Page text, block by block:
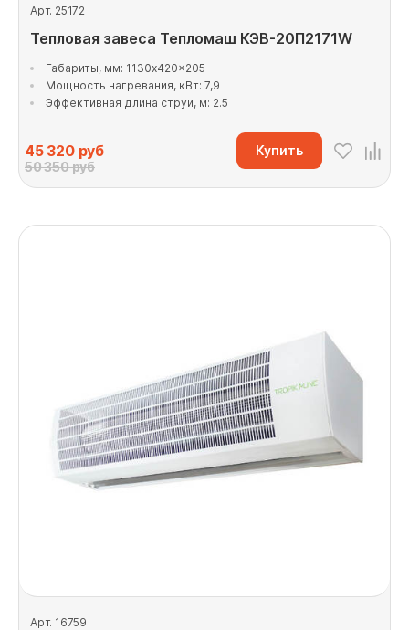
Арт. 25172
Тепловая завеса Тепломаш КЭВ-20П2171W
Габариты, мм: 1130x420x205
Мощность нагревания, кВт: 7,9
Эффективная длина струи, м: 2.5
45 320руб
50 350 руб
Купить
Арт. 16759